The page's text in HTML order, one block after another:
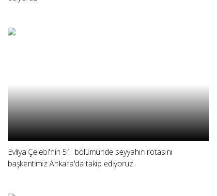
Evliya Çelebi'nin 51. bölümünde seyyahın rotasını
başkentimiz Ankara'da takip ediyoruz.